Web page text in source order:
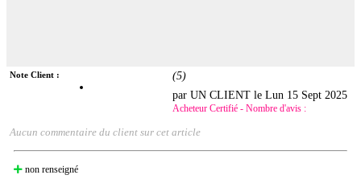
Note Client : (5)
par UN CLIENT leLun 15 Sept 2025
Acheteur Certifié - Nombre d'avis :
Aucun commentaire du client sur cet article
non renseigné